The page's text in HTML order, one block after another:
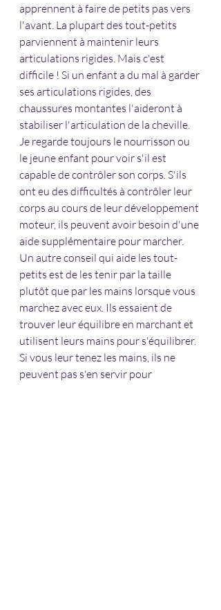
apprennent à faire de petits pas vers
l'avant. La plupart des tout-petits
parviennent à maintenir leurs
articulations rigides. Mais c'est
difficile ! Si un enfant a du mal à garder
ses articulations rigides, des
chaussures montantes l'aideront à
stabiliser l'articulation de la cheville.
Je regarde toujours le nourrisson ou
le jeune enfant pour voir s'il est
capable de contrôler son corps. S'ils
ont eu des difficultés à contrôler leur
corps au cours de leur développement
moteur, ils peuvent avoir besoin d'une
aide supplémentaire pour marcher.
Un autre conseil qui aide les tout-
petits est de les tenir par la taille
plutôt que par les mains lorsque vous
marchez avec eux. Ils essaient de
trouver leur équilibre en marchant et
utilisent leurs mains pour s'équilibrer.
Si vous leur tenez les mains, ils ne
peuvent pas s'en servir pour